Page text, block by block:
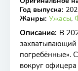
Год выпуска:
Жанры: Ужасы,
Описание: В
погребённые».
вокруг